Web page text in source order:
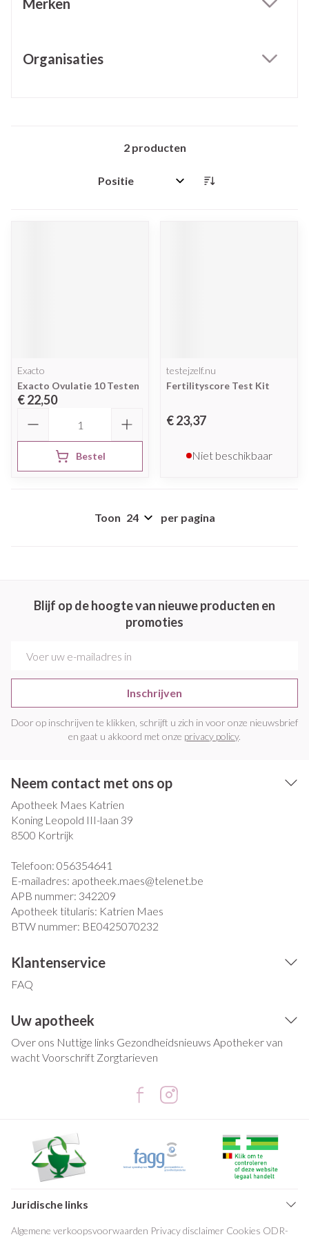
Merken
Organisaties
2producten
Sorteer op:
Exacto
Exacto Ovulatie 10 Testen
€ 22,50
Bestel
testejzelf.nu
Fertilityscore Test Kit
€ 23,37
Niet beschikbaar
Toon per pagina
Blijf op de hoogte van nieuwe producten en
promoties
Inschrijven
Door op inschrijven te klikken, schrijft u zich in voor onze nieuwsbrief
en gaat u akkoord met onze privacy policy.
Neem contact met ons op
Apotheek Maes Katrien
Koning Leopold III-laan 39
8500 Kortrijk
Telefoon: 056354641
E-mailadres: apotheek.maes@telenet.be
APB nummer: 342209
Apotheek titularis: Katrien Maes
BTW nummer: BE0425070232
Klantenservice
FAQ
Uw apotheek
Over ons Nuttige links Gezondheidsnieuws Apotheker van
wachtVoorschrift Zorgtarieven
Juridische links
Algemene verkoopsvoorwaarden Privacy disclaimer Cookies ODR-